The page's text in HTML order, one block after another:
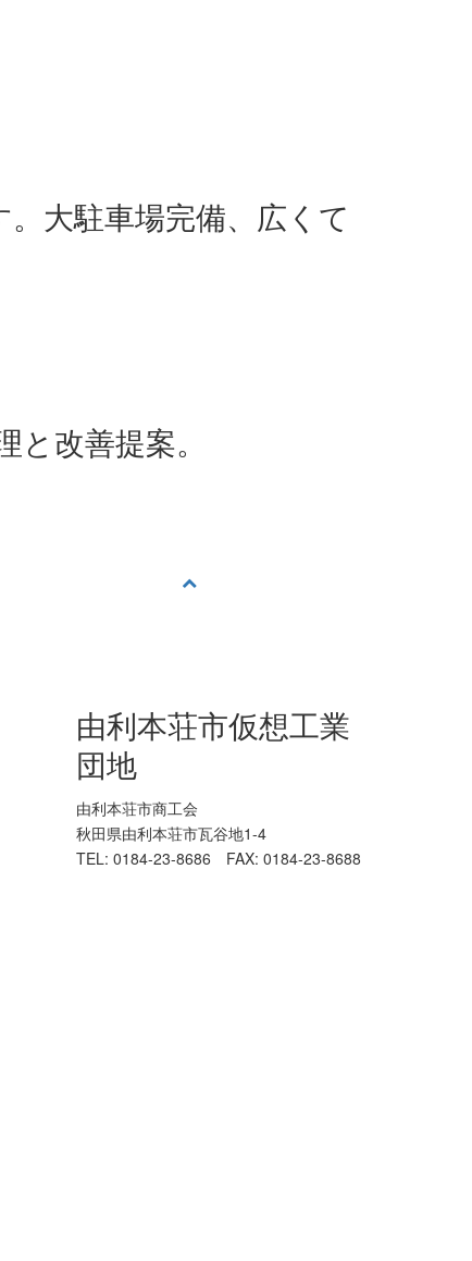
大駐車場完備、広くて
改善提案。
由利本荘市仮想工業
団地
由利本荘市商工会
秋田県由利本荘市瓦谷地1-4
TEL: 0184-23-8686 FAX: 0184-23-8688